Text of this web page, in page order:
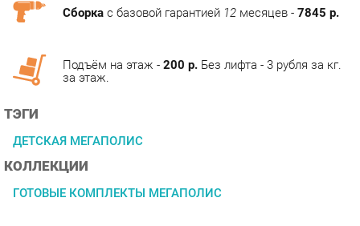
ТЭГИ
КОЛЛЕКЦИИ
ГОТОВЫЕ КОМПЛЕКТЫ МЕГАПОЛИС
ОПИСАНИЕ